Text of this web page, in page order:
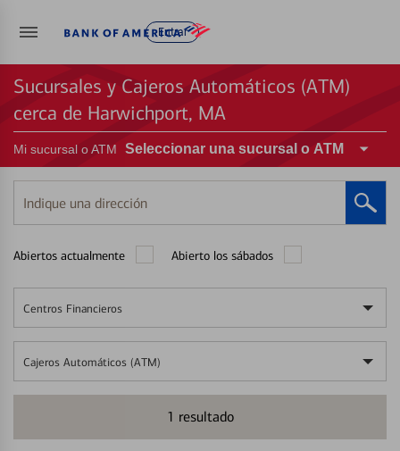
Entrar
Sucursales y Cajeros Automáticos (ATM)
cerca de Harwichport, MA
Mi sucursal o ATM Seleccionar una sucursal o ATM
Indique
una
Abiertos actualmente Abierto los sábados
Centros Financieros
Cajeros Automáticos (ATM)
1 resultado